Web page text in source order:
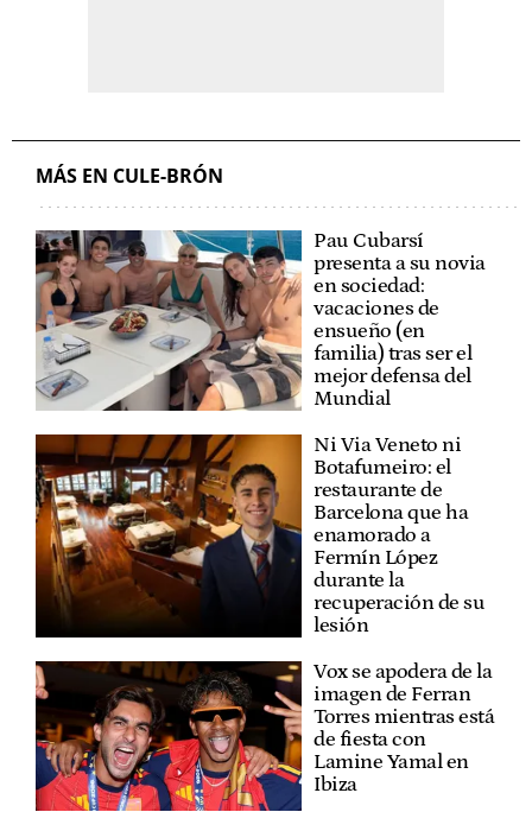
MÁS EN CULE-BRÓN
Pau Cubarsí
presenta a su novia
en sociedad:
vacaciones de
ensueño (en
familia) tras ser el
mejor defensa del
Mundial
Ni Via Veneto ni
Botafumeiro: el
restaurante de
Barcelona que ha
enamorado a
Fermín López
durante la
recuperación de su
lesión
Vox se apodera de la
imagen de Ferran
Torres mientras está
de fiesta con
Lamine Yamal en
Ibiza